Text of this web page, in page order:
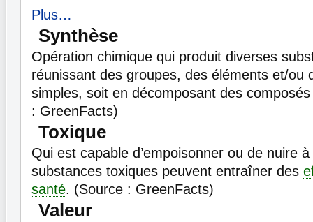
Plus…
Synthèse
Opération chimique qui produit diverses
réunissant des groupes, des éléments et/ou
simples, soit en décomposant des
: GreenFacts)
Toxique
Qui est capable d’empoisonner ou de nuire
substances toxiques peuvent entraîner des
santé. (Source : GreenFacts)
Valeur